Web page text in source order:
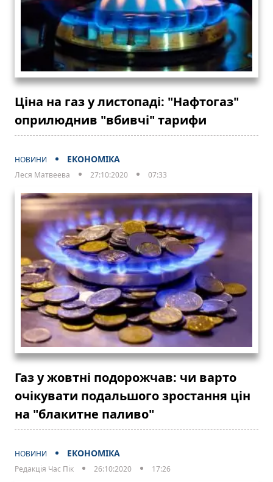
Ціна на газ у листопаді: "Нафтогаз"
оприлюднив "вбивчі" тарифи
НОВИНИ ЕКОНОМІКА
Леся Матвеева 27:10:2020 07:33
Газ у жовтні подорожчав: чи варто
очікувати подальшого зростання цін
на "блакитне паливо"
НОВИНИ ЕКОНОМІКА
Редакція Час Пік 26:10:2020 17:26